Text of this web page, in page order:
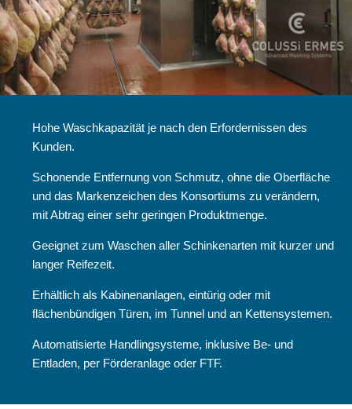
Hohe Waschkapazität je nach den Erfordernissen des
Kunden.
Schonende Entfernung von Schmutz, ohne die Oberfläche
und das Markenzeichen des Konsortiums zu verändern,
mit Abtrag einer sehr geringen Produktmenge.
Geeignet zum Waschen aller Schinkenarten mit kurzer und
langer Reifezeit.
Erhältlich als Kabinenanlagen, eintürig oder mit
flächenbündigen Türen, im Tunnel und an Kettensystemen.
Automatisierte Handlingsysteme, inklusive Be- und
Entladen, per Förderanlage oder FTF.